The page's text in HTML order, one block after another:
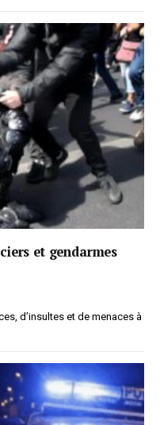
et gendarmes
d’insultes et de menaces à